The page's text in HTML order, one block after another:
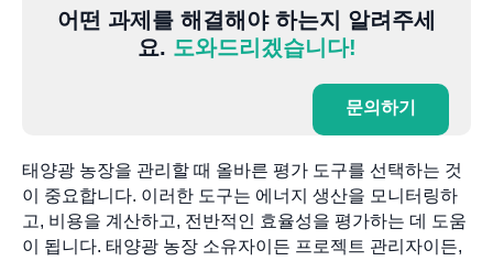
어떤 과제를 해결해야 하는지 알려주세
요. 도와드리겠습니다!
문의하기
태양광 농장을 관리할 때 올바른 평가 도구를 선택하는 것
이 중요합니다. 이러한 도구는 에너지 생산을 모니터링하
고, 비용을 계산하고, 전반적인 효율성을 평가하는 데 도움
이 됩니다. 태양광 농장 소유자이든 프로젝트 관리자이든,